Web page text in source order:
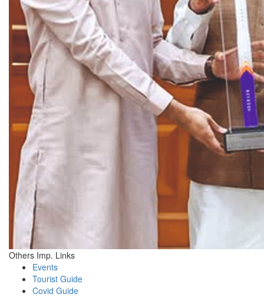
Others Imp. Links
Events
Tourist Guide
Covid Guide